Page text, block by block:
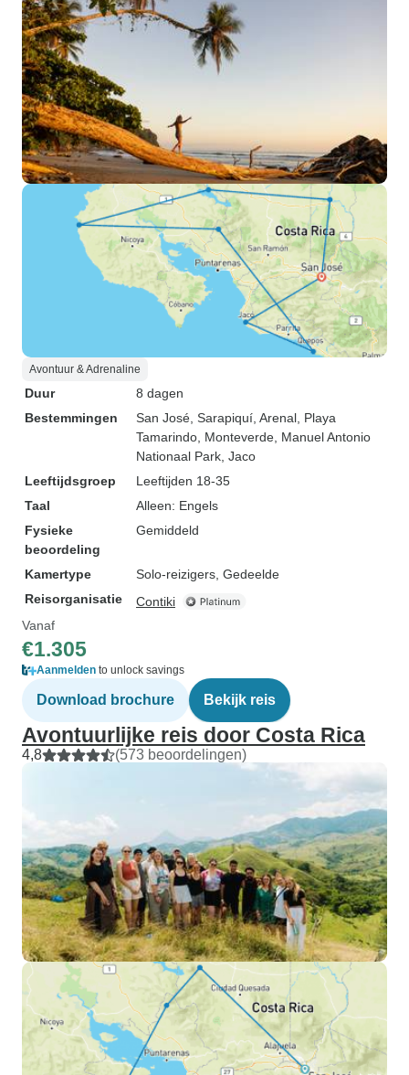
Avontuur & Adrenaline
Duur
8 dagen
Bestemmingen
San José , Sarapiquí , Arenal , Playa
Tamarindo , Monteverde , Manuel Antonio
Nationaal Park , Jaco
Leeftijdsgroep
Leeftijden 18-35
Taal
Alleen: Engels
Fysieke
beoordeling
Gemiddeld
Kamertype
Solo-reizigers, Gedeelde
Reisorganisatie
Contiki
Vanaf
€1.305
Aanmelden to unlock savings
Download brochure Bekijk reis
Avontuurlijke reis door Costa Rica
4,8 (573 beoordelingen)